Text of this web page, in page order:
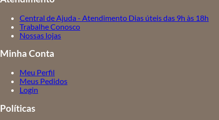
Central de Ajuda - Atendimento Dias úteis das 9h às 18h
Trabalhe Conosco
Nossas lojas
Minha Conta
Meu Perfil
Meus Pedidos
Login
Políticas